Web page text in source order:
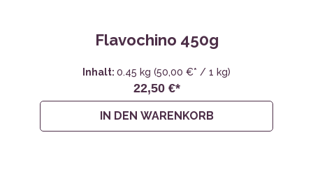
Flavochino 450g
Inhalt: 0.45 kg (50,00 €* / 1 kg)
22,50 €*
IN DEN WARENKORB